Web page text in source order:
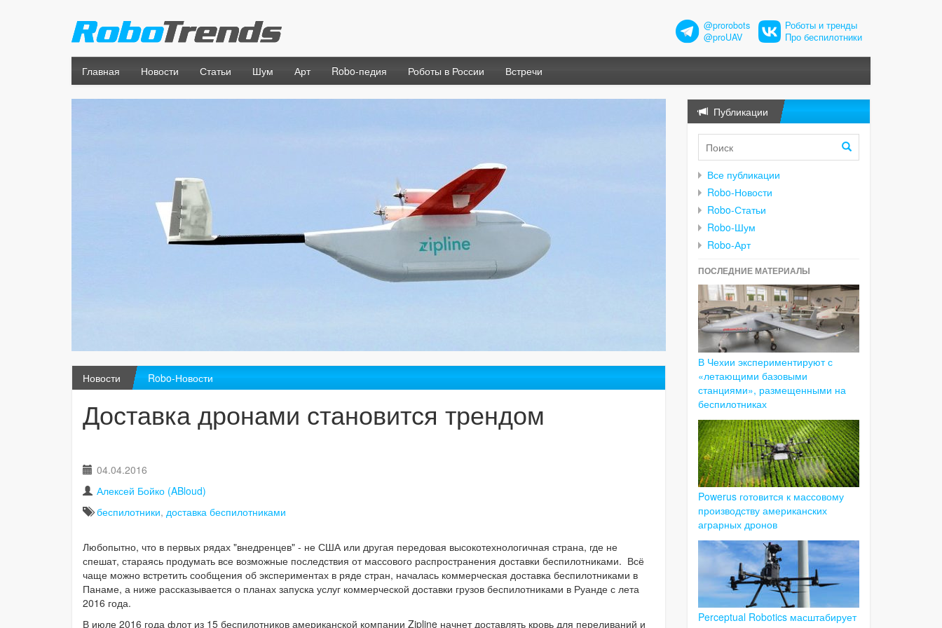
@prorobots
@proUAV
Роботы и тренды
Про беспилотники
Главная Новости Статьи Шум Арт Robo-педия Роботы в России Встречи
Новости Robo-Новости
Доставка дронами становится трендом
04.04.2016
Алексей Бойко (ABloud)
беспилотники, доставка беспилотниками
Любопытно, что в первых рядах "внедренцев" - не США или другая передовая высокотехнологичная страна, где не
спешат, стараясь продумать все возможные последствия от массового распространения доставки беспилотниками. Всё
чаще можно встретить сообщения об экспериментах в ряде стран, началась коммерческая доставка беспилотниками в
Панаме, а ниже рассказывается о планах запуска услуг коммерческой доставки грузов беспилотниками в Руанде с лета
2016 года.
В июле 2016 года флот из 15 беспилотников американской компании Zipline начнет доставлять кровь для переливаний и
Публикации
Все публикации
Robo-Новости
Robo-Статьи
Robo-Шум
Robo-Арт
ПОСЛЕДНИЕ МАТЕРИАЛЫ
В Чехии экспериментируют с
«летающими базовыми
станциями», размещенными на
беспилотниках
Powerus готовится к массовому
производству американских
аграрных дронов
Perceptual Robotics масштабирует